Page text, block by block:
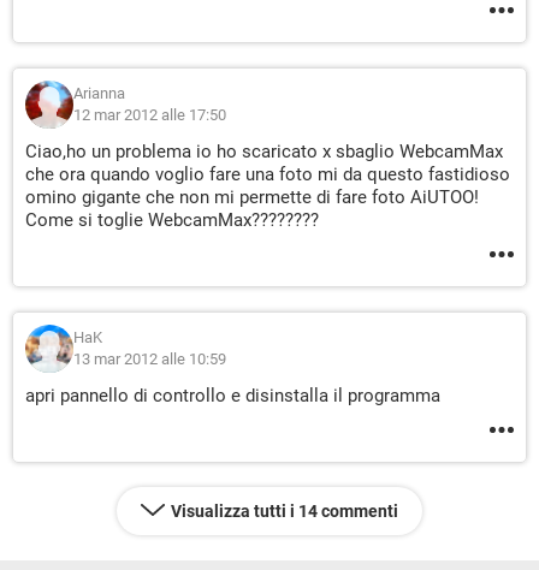
Arianna
12 mar 2012 alle 17:50
Ciao,ho un problema io ho scaricato x sbaglio WebcamMax
che ora quando voglio fare una foto mi da questo fastidioso
omino gigante che non mi permette di fare foto AiUTOO!
Come si toglie WebcamMax????????
HaK
13 mar 2012 alle 10:59
apri pannello di controllo e disinstalla il programma
Visualizza tutti i 14 commenti